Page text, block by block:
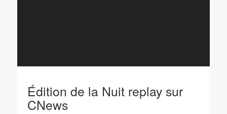
Édition de la Nuit replay sur
CNews